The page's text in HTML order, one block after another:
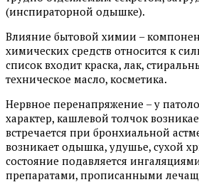
(инспираторной одышке).
Влияние бытовой химии –
химических средств относится к
список входит краска, лак,
техническое масло, косметика.
Нервное перенапряжение – у
характер, кашлевой толчок
встречается при бронхиальной
возникает одышка, удушье, сухой
состояние подавляется
препаратами, прописанными